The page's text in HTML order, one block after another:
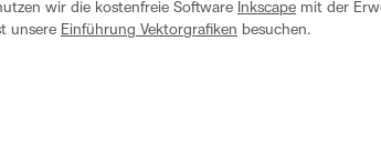
wir die kostenfreie Software Inkscape mit der
unsere Einführung Vektorgrafiken besuchen.